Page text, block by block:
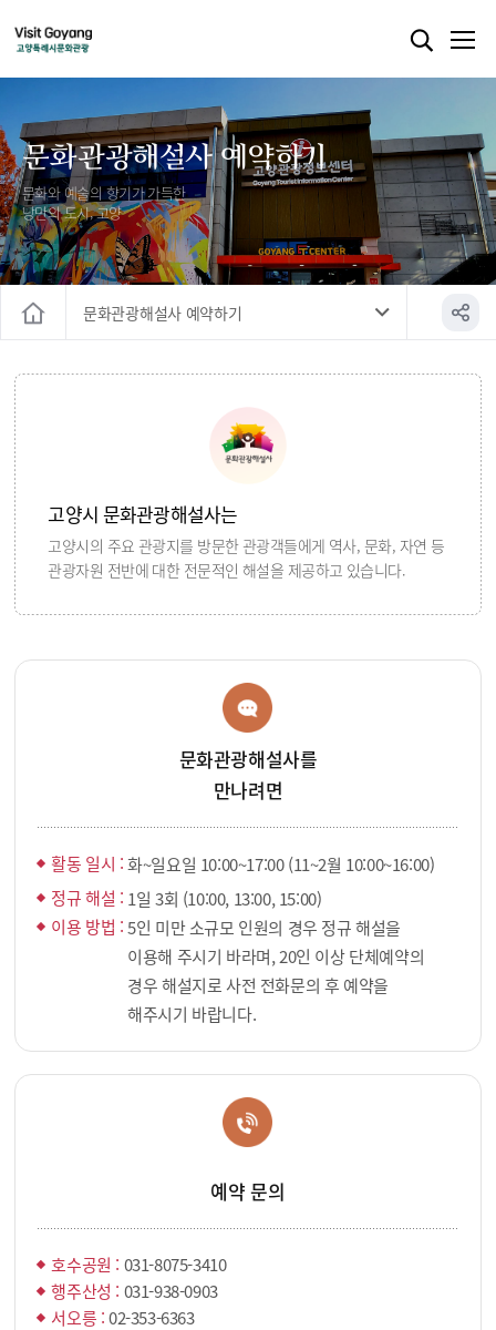
문화관광해설사 예약하기
문화와 예술의 향기가 가득한
낭만의 도시, 고양
문화관광해설사 예약하기
고양시 문화관광해설사는
고양시의 주요 관광지를 방문한 관광객들에게 역사, 문화, 자연 등
관광자원 전반에 대한 전문적인 해설을 제공하고 있습니다.
문화관광해설사를
만나려면
활동 일시 : 화~일요일 10:00~17:00 (11~2월 10:00~16:00)
정규 해설 : 1일 3회 (10:00, 13:00, 15:00)
이용 방법 : 5인 미만 소규모 인원의 경우 정규 해설을
이용해 주시기 바라며, 20인 이상 단체예약의
경우 해설지로 사전 전화문의 후 예약을
해주시기 바랍니다.
예약 문의
호수공원 : 031-8075-3410
행주산성 : 031-938-0903
서오릉 :02-353-6363